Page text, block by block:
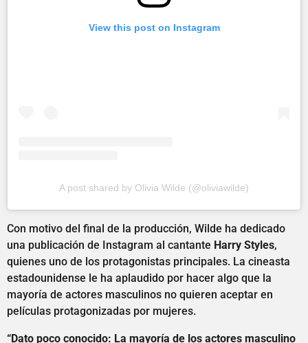
View this post on Instagram
A post shared by Olivia Wilde (@oliviawilde)
Con motivo del final de la producción, Wilde ha dedicado
una publicación de Instagram al cantante Harry Styles,
quienes uno de los protagonistas principales. La cineasta
estadounidense le ha aplaudido por hacer algo que la
mayoría de actores masculinos no quieren aceptar en
películas protagonizadas por mujeres.
“Dato poco conocido: La mayoría de los actores masculino